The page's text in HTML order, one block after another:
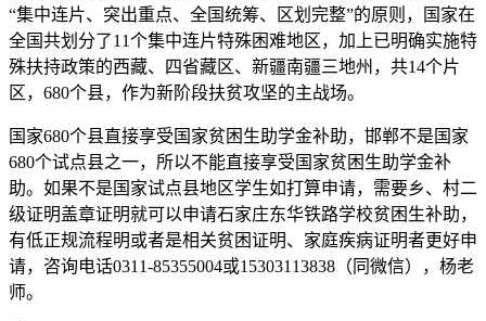
“集中连片、突出重点、全国统筹、区划完整”的原则，国家在
全国共划分了11个集中连片特殊困难地区，加上已明确实施特
殊扶持政策的西藏、四省藏区、新疆南疆三地州，共14个片
区，680个县，作为新阶段扶贫攻坚的主战场。
国家680个县直接享受国家贫困生助学金补助，邯郸不是国家
680个试点县之一，所以不能直接享受国家贫困生助学金补
助。如果不是国家试点县地区学生如打算申请，需要乡、村二
级证明盖章证明就可以申请石家庄东华铁路学校贫困生补助，
有低正规流程明或者是相关贫困证明、家庭疾病证明者更好申
请，咨询电话0311-85355004或15303113838（同微信），杨老
师。